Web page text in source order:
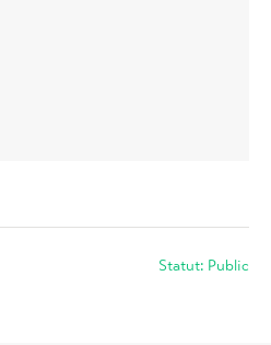
Statut: Public